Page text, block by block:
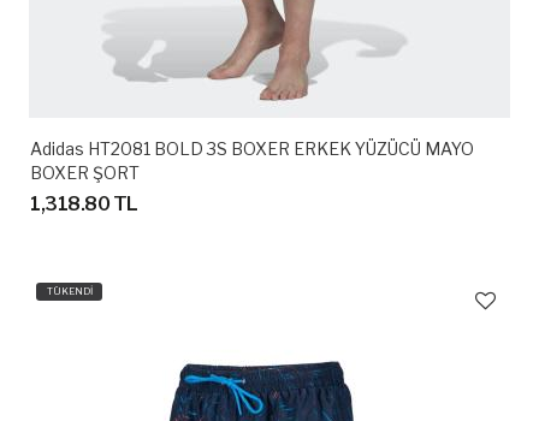
Adidas HT2081 BOLD 3S BOXER ERKEK YÜZÜCÜ MAYO
BOXER ŞORT
1,318.80 TL
TÜKENDİ